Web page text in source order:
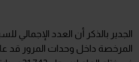
الجدير بالذكر أن العدد الإجمالي
المرخصة داخل وحدات المرور قد